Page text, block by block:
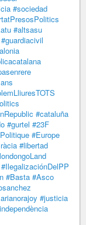
#sociedad
#altsasu
#guardiacivil
#cataluña
#gurtel #23F
#Europe
#libertad
#IlegalizaciónDelPP
#Basta #Asco
#justicia